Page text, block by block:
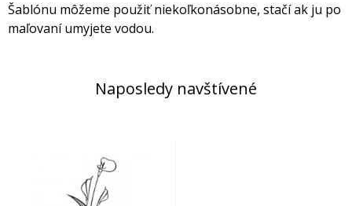
Šablónu môžeme použiť niekoľkonásobne, stačí ak ju po
maľovaní umyjete vodou.
Naposledy navštívené